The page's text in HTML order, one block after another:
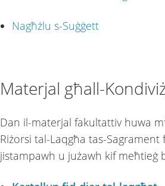
Nagħżlu s-Suġġett
Materjal għall-
Dan il-materjal fakultattiv huwa
Riżorsi tal-Laqgħa tas-
jistampawh u jużawh kif meħtieġ